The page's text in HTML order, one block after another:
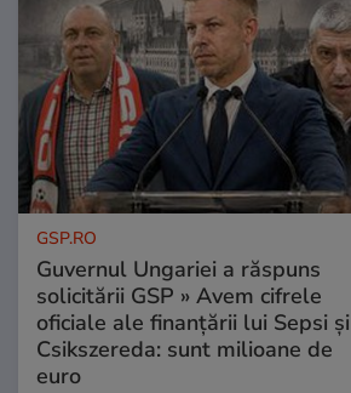
GSP.RO
Guvernul Ungariei a răspuns
solicitării GSP » Avem cifrele
oficiale ale finanțării lui Sepsi și
Csikszereda: sunt milioane de
euro